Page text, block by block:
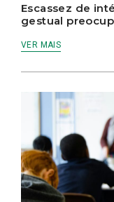
Escassez de
gestual
VER MAIS